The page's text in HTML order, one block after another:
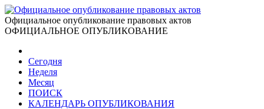
Официальное опубликование правовых актов
ОФИЦИАЛЬНОЕ ОПУБЛИКОВАНИЕ
Сегодня
Неделя
Месяц
ПОИСК
КАЛЕНДАРЬ ОПУБЛИКОВАНИЯ